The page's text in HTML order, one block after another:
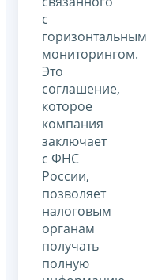
с
горизонтальным
мониторингом.
Это
соглашение,
которое
компания
заключает
с ФНС
России,
позволяет
налоговым
органам
получать
полную